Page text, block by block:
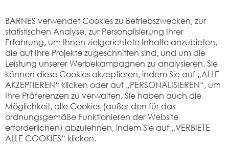
BARNES verwendet Cookies zu Betriebszwecken, zur
statistischen Analyse, zur Personalisierung Ihrer
Erfahrung, um Ihnen zielgerichtete Inhalte anzubieten,
die auf Ihre Projekte zugeschnitten sind, und um die
Leistung unserer Werbekampagnen zu analysieren. Sie
können diese Cookies akzeptieren, indem Sie auf „ALLE
AKZEPTIEREN“ klicken oder auf „PERSONALISIEREN“, um
Ihre Präferenzen zu verwalten. Sie haben auch die
Möglichkeit, alle Cookies (außer den für das
ordnungsgemäße Funktionieren der Website
erforderlichen) abzulehnen, indem Sie auf „VERBIETE
ALLE COOKIES“ klicken.